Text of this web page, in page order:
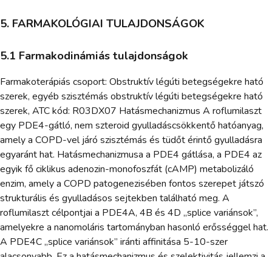
5. FARMAKOLÓGIAI TULAJDONSÁGOK
5.1 Farmakodinámiás tulajdonságok
Farmakoterápiás csoport: Obstruktív légúti betegségekre ható
szerek, egyéb szisztémás obstruktív légúti betegségekre ható
szerek, ATC kód: R03DX07 Hatásmechanizmus A roflumilaszt
egy PDE4-gátló, nem szteroid gyulladáscsökkentő hatóanyag,
amely a COPD-vel járó szisztémás és tüdőt érintő gyulladásra
egyaránt hat. Hatásmechanizmusa a PDE4 gátlása, a PDE4 az
egyik fő ciklikus adenozin-monofoszfát (cAMP) metabolizáló
enzim, amely a COPD patogenezisében fontos szerepet játszó
strukturális és gyulladásos sejtekben található meg. A
roflumilaszt célpontjai a PDE4A, 4B és 4D „splice variánsok”,
amelyekre a nanomoláris tartományban hasonló erősséggel hat.
A PDE4C „splice variánsok” iránti affinitása 5-10-szer